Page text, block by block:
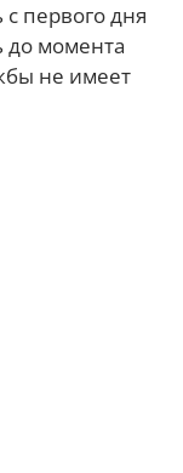
первого дня
до момента
не имеет